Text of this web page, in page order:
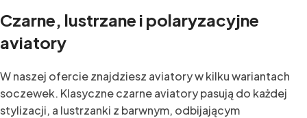
Czarne, lustrzane i polaryzacyjne
aviatory
W naszej ofercie znajdziesz aviatory w kilku wariantach
soczewek. Klasyczne czarne aviatory pasują do każdej
stylizacji, a lustrzanki z barwnym, odbijającym